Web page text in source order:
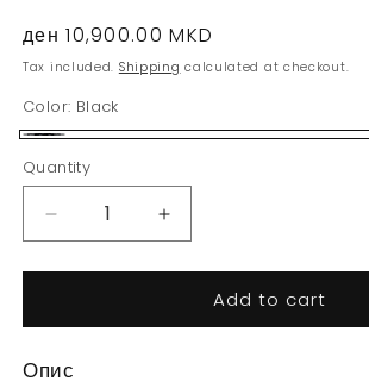
Regular
price
ден 10,900.00 MKD
Tax included. Shipping calculated at checkout.
Color: Black
Quantity
Decrease
quantity
for
Багет
Црна
Increase
quantity
for
Силви
Багет
Add to cart
Опис